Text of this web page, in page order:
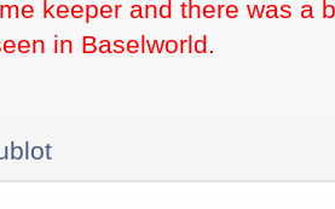
keeper and there was a
in Baselworld.